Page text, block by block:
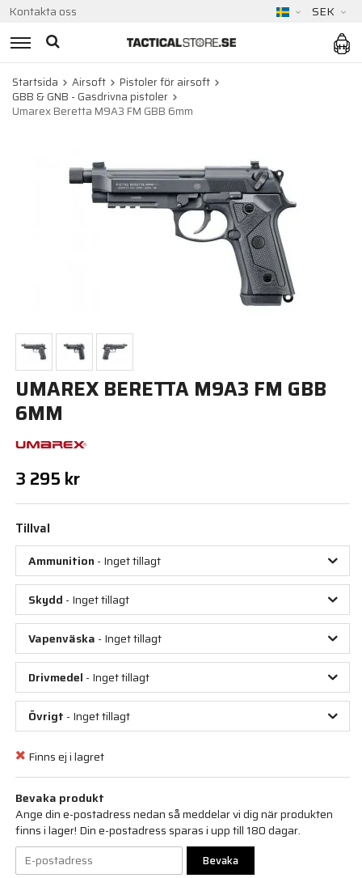
Kontakta oss SEK
Startsida Airsoft
Pistoler för airsoft
GBB & GNB - Gasdrivna pistoler
Umarex Beretta M9A3 FM GBB 6mm
UMAREX BERETTA M9A3 FM GBB
6MM
3 295 kr
Tillval
Ammunition - Inget tillagt
Skydd - Inget tillagt
Vapenväska - Inget tillagt
Drivmedel - Inget tillagt
Övrigt - Inget tillagt
Finns ej i lagret
Bevaka produkt
Ange din e-postadress nedan så meddelar vi dig när produkten
finns i lager! Din e-postadress sparas i upp till 180 dagar.
Bevaka